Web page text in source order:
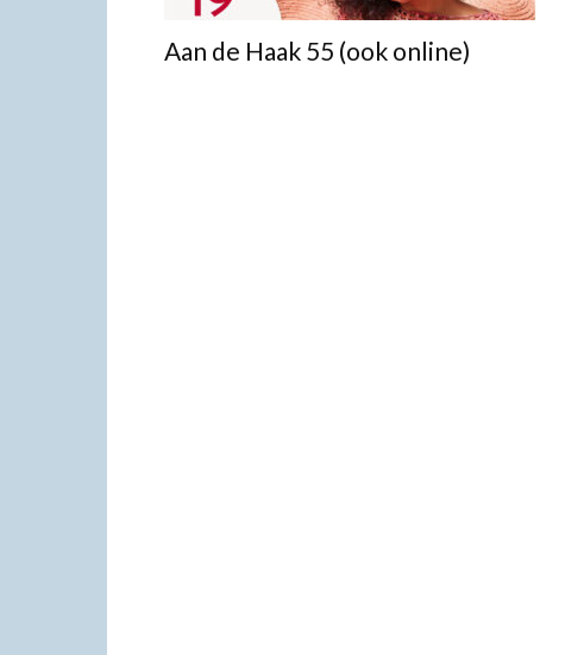
Aan de Haak 55 (ook online)